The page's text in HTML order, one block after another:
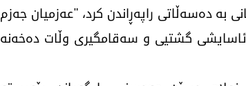
ده‌سه‌ڵاتی راپه‌ڕاندن كرد، "عه‌زمیان جه‌زم
گشتیی و سه‌قامگیری وڵات ده‌خه‌نه‌